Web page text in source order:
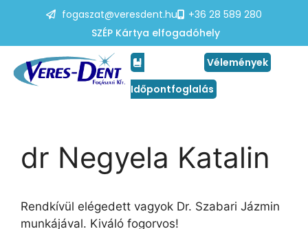
fogaszat@veresdent.hu
+36 28 589 280
SZÉP Kártya elfogadóhely
Időpontfoglalás
Vélemények
dr Negyela Katalin
Rendkívül elégedett vagyok Dr. Szabari Jázmin
munkájával. Kiváló fogorvos!